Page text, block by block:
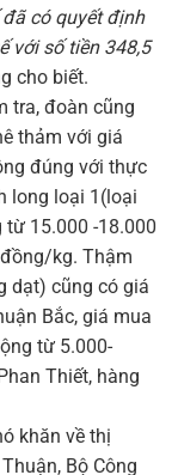
có quyết định
với số tiền 348,5
cho biết.
tra, đoàn cũng
thảm với giá
đúng với thực
long loại 1(loại
15.000 -18.000
kg. Thậm
dạt) cũng có giá
Bắc, giá mua
từ 5.000-
Thiết, hàng
khăn về thị
Bộ Công